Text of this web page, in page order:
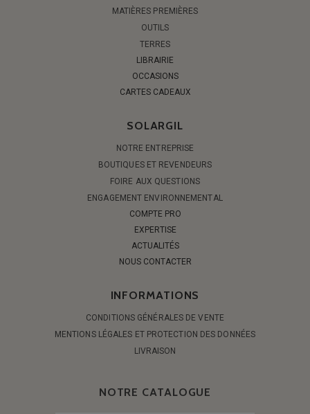
MATIÈRES PREMIÈRES
OUTILS
TERRES
LIBRAIRIE
OCCASIONS
CARTES CADEAUX
SOLARGIL
NOTRE ENTREPRISE
BOUTIQUES ET REVENDEURS
FOIRE AUX QUESTIONS
ENGAGEMENT ENVIRONNEMENTAL
COMPTE PRO
EXPERTISE
ACTUALITÉS
NOUS CONTACTER
INFORMATIONS
CONDITIONS GÉNÉRALES DE VENTE
MENTIONS LÉGALES ET PROTECTION DES DONNÉES
LIVRAISON
NOTRE CATALOGUE